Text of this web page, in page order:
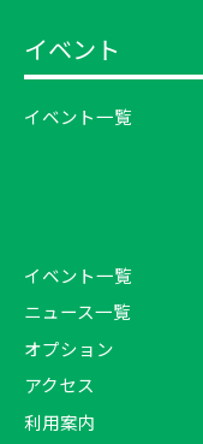
イベント
イベント一覧
イベント一覧
ニュース一覧
オプション
アクセス
利用案内